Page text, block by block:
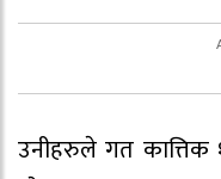
उनीहरुले गत कात्तिक